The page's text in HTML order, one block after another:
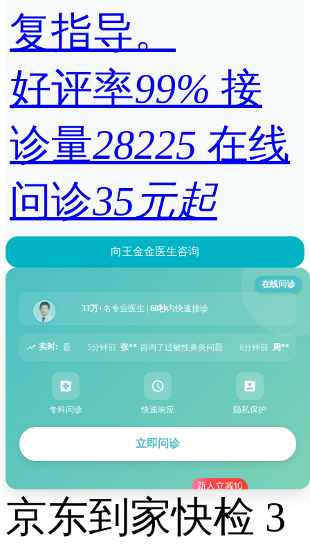
复指导。
好评率99% 接
诊量28225 在线
问诊35元起
向王金金医生咨询
在线问诊
33万+名专业医生 | 60秒内快速接诊
实时:
询了过敏性鼻炎问题 6分钟前 周** 咨询了胃痛问题 8分钟前 王** 咨询了
专科问诊 快速响应 隐私保护
立即问诊
京东到家快检 3